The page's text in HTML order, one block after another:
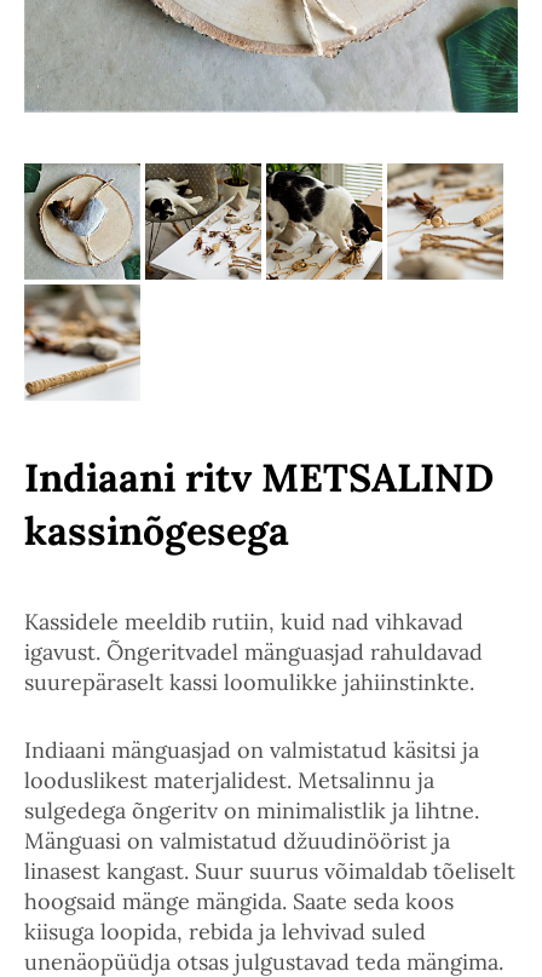
Indiaani ritv METSALIND
kassinõgesega
Kassidele meeldib rutiin, kuid nad vihkavad
igavust. Õngeritvadel mänguasjad rahuldavad
suurepäraselt kassi loomulikke jahiinstinkte.
Indiaani mänguasjad on valmistatud käsitsi ja
looduslikest materjalidest. Metsalinnu ja
sulgedega õngeritv on minimalistlik ja lihtne.
Mänguasi on valmistatud džuudinöörist ja
linasest kangast. Suur suurus võimaldab tõeliselt
hoogsaid mänge mängida. Saate seda koos
kiisuga loopida, rebida ja lehvivad suled
unenäopüüdja otsas julgustavad teda mängima.